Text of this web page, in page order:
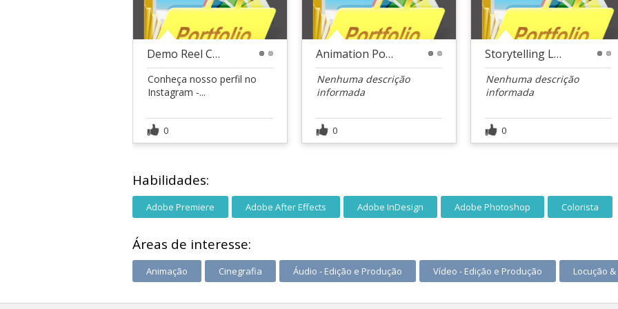
Demo Reel Coelho Lunar
Conheça nosso perfil no
Instagram -...
0
Animation Portfólio
Nenhuma descrição
informada
0
Storytelling Lions Experience 2020
Nenhuma descrição
informada
0
Habilidades:
Adobe Premiere Adobe After Effects Adobe InDesign Adobe Photoshop Colorista
Áreas de interesse:
Animação Cinegrafia Áudio - Edição e Produção Vídeo - Edição e Produção Locução